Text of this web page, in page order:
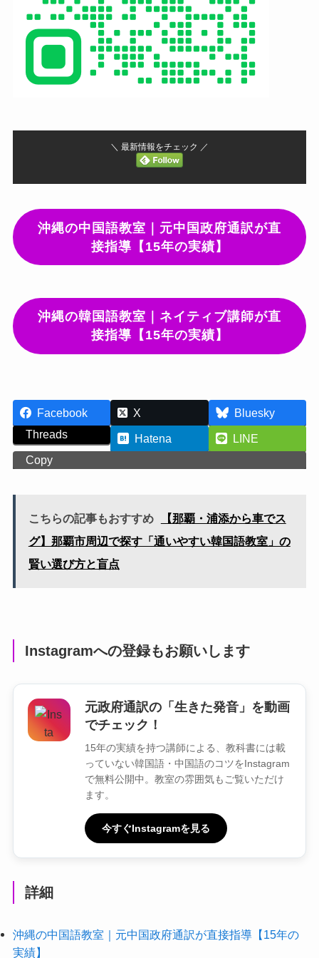
＼ 最新情報をチェック ／
沖縄の中国語教室｜元中国政府通訳が直
接指導【15年の実績】
沖縄の韓国語教室｜ネイティブ講師が直
接指導【15年の実績】
Facebook X
Bluesky
Threads
Hatena
LINE
Copy
こちらの記事もおすすめ
【那覇・浦添から車でス
グ】那覇市周辺で探す「通いやすい韓国語教室」の
賢い選び方と盲点
Instagramへの登録もお願いします
元政府通訳の「生きた発音」を動画
でチェック！
15年の実績を持つ講師による、教科書には載
っていない韓国語・中国語のコツをInstagram
で無料公開中。教室の雰囲気もご覧いただけ
ます。
今すぐInstagramを見る
詳細
沖縄の中国語教室｜元中国政府通訳が直接指導【15年の
実績】